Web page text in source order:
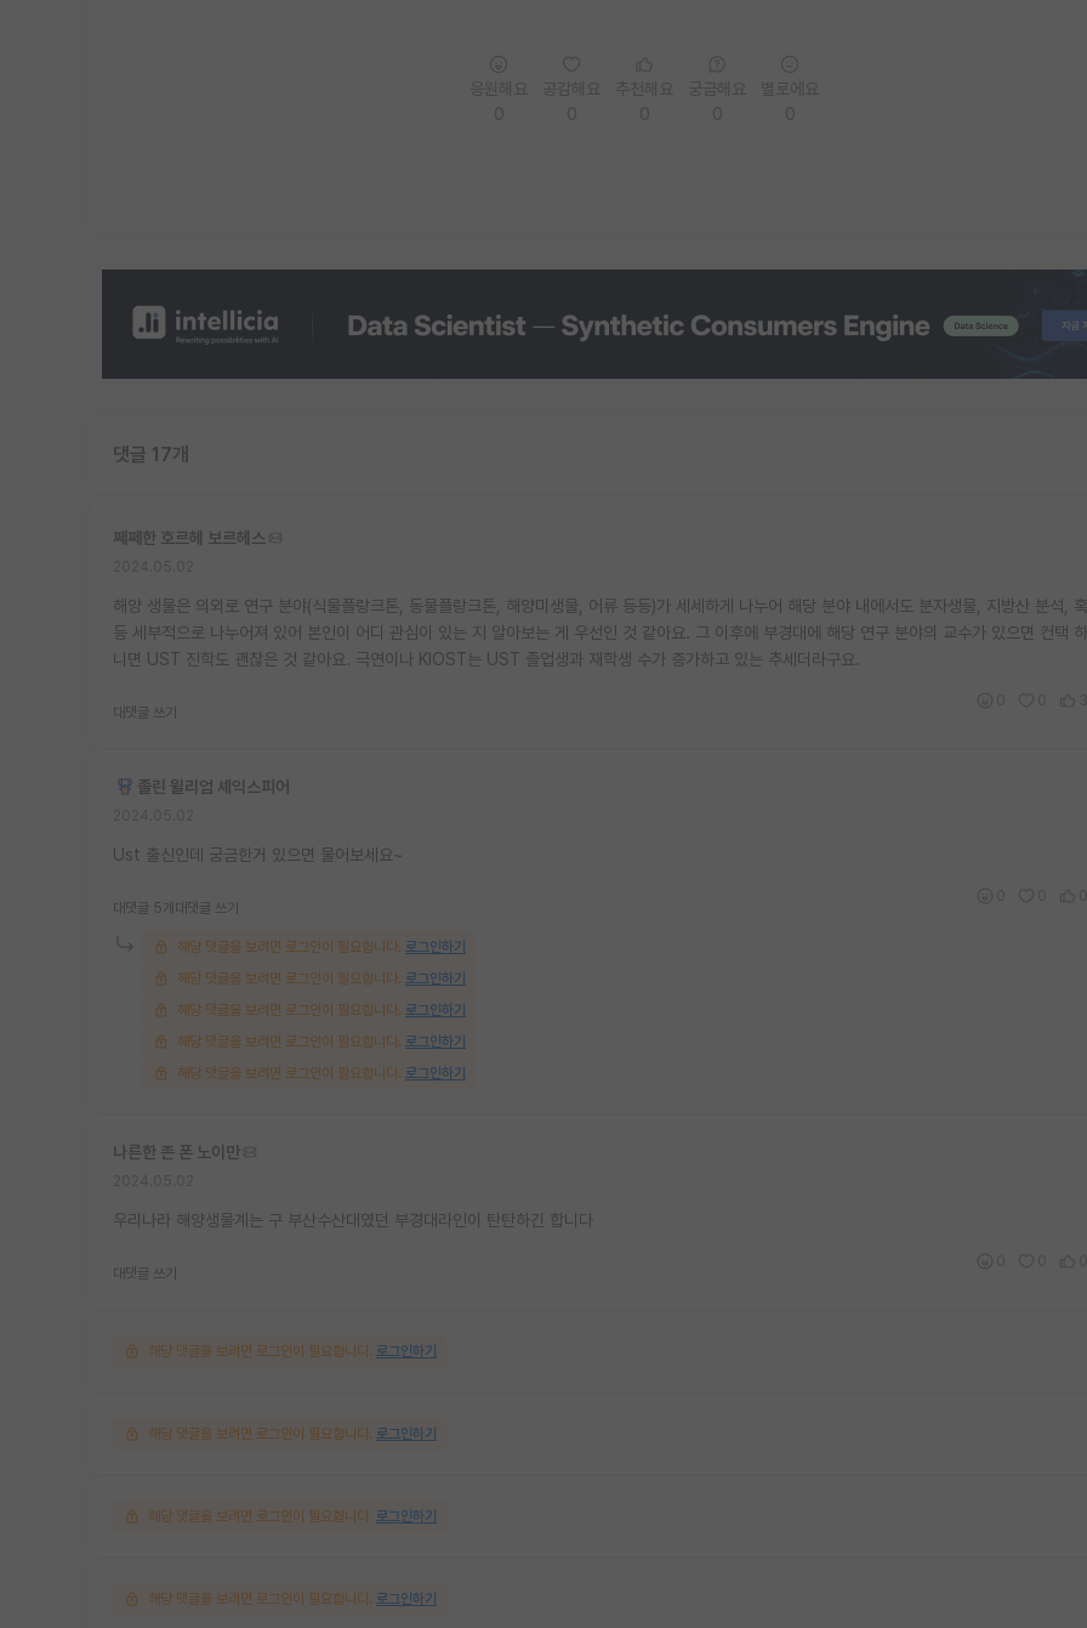
댓글 17개
쩨쩨한 호르헤 보르헤스
해양 생물은 의외로 연구 분야(식물플랑크톤, 동물플랑크톤, 해양미생물, 어류 등등)가 세세하게 나누어 해당 분야 내에서도 분자생물, 지방산 분석,
등 세부적으로 나누어져 있어 본인이 어디 관심이 있는 지 알아보는 게 우선인 것 같아요. 그 이후에 부경대에 해당 연구 분야의 교수가 있으면 컨택
니면 UST 진학도 괜찮은 것 같아요. 극연이나 KIOST는 UST 졸업생과 재학생 수가 증가하고 있는 추세더라구요.
대댓글 쓰기
졸린 윌리엄 셰익스피어
Ust 출신인데 궁금한거 있으면 물어보세요~
대댓글 5개 대댓글 쓰기
해당 댓글을 보려면 로그인이 필요합니다. 로그인하기
해당 댓글을 보려면 로그인이 필요합니다. 로그인하기
해당 댓글을 보려면 로그인이 필요합니다. 로그인하기
해당 댓글을 보려면 로그인이 필요합니다. 로그인하기
해당 댓글을 보려면 로그인이 필요합니다. 로그인하기
나른한 존 폰 노이만
우리나라 해양생물계는 구 부산수산대였던 부경대라인이 탄탄하긴 합니다
대댓글 쓰기
해당 댓글을 보려면 로그인이 필요합니다. 로그인하기
해당 댓글을 보려면 로그인이 필요합니다. 로그인하기
해당 댓글을 보려면 로그인이 필요합니다. 로그인하기
해당 댓글을 보려면 로그인이 필요합니다. 로그인하기